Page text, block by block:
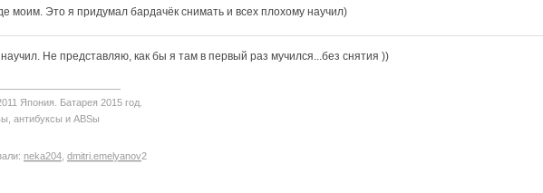
моим. Это я придумал бардачёк снимать и всех плохому научил)
Не представляю, как бы я там в первый раз мучился...без снятия ))
Япония. Батарея 2015 год.
антибуксы и ABSы
neka204 dmitri.emelyanov2